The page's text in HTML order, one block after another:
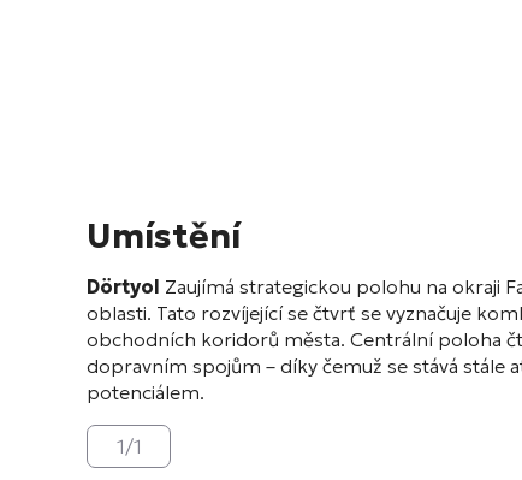
Umístění
Dörtyol Zaujímá strategickou polohu na okraji
oblasti. Tato rozvíjející se čtvrť se vyznačuje
obchodních koridorů města. Centrální poloha
dopravním spojům – díky čemuž se stává
potenciálem.
1/1